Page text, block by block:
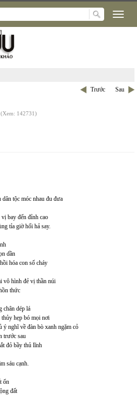
Trước Sau
(Xem: 142731)
tộc móc nhau đu đưa
bay đến đỉnh cao
tỉa giờ hối hả say.
dần
hóa con số cháy
vô hình đẻ vị thần núi
thức
chân dép lá
hẹp bó mọi nơi
ý nghĩ về đàn bò xanh ngặm cỏ
trước sau
đỏ bầy thủ lĩnh
sáu cạnh.
ổn
đất